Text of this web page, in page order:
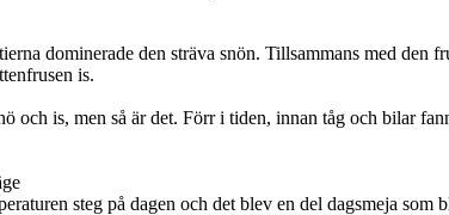
dominerade den sträva snön. Tillsammans med den
is.
och is, men så är det. Förr i tiden, innan tåg och bilar
steg på dagen och det blev en del dagsmeja som